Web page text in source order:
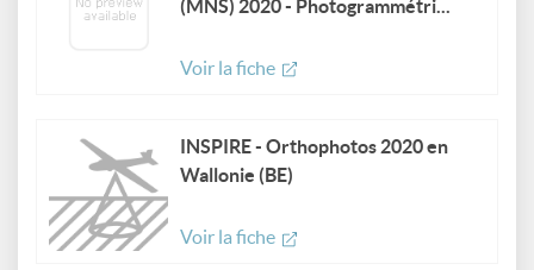
(MNS) 2020 - Photogrammétri...
Voir la fiche
INSPIRE - Orthophotos 2020 en
Wallonie (BE)
Voir la fiche